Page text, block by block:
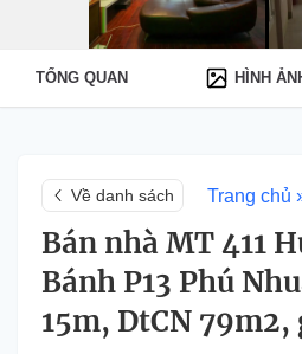
TỔNG QUAN HÌNH
Về danh sách Trang chủ
Bán nhà MT 411
Bánh P13 Phú
15m, DtCN 79m2,